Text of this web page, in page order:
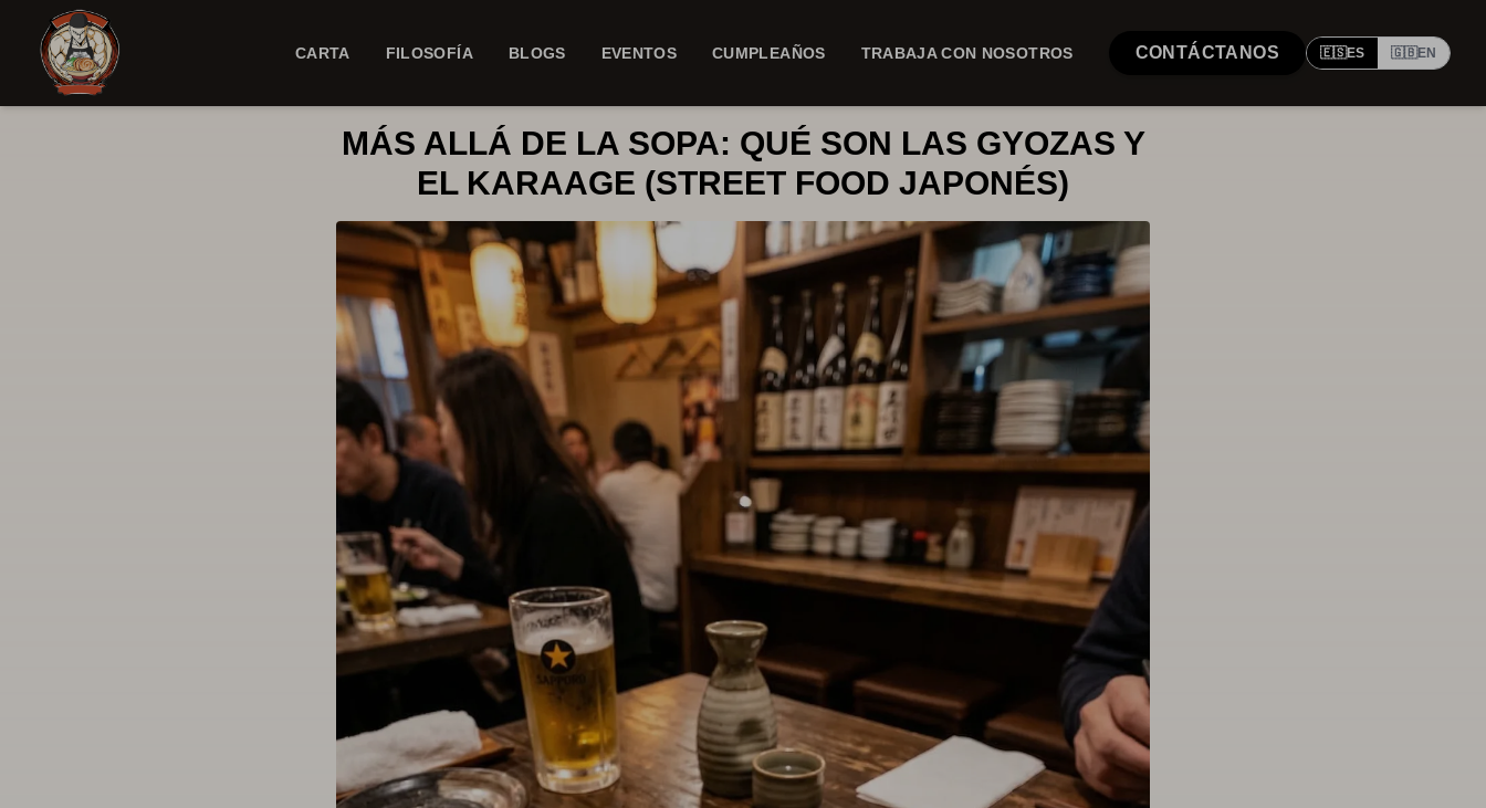
CARTA FILOSOFÍA BLOGS EVENTOS CUMPLEAÑOS TRABAJA CON NOSOTROS CONTÁCTANOS 🇪🇸ES 🇬🇧 EN
MÁS ALLÁ DE LA SOPA: QUÉ SON LAS GYOZAS Y
EL KARAAGE (STREET FOOD JAPONÉS)